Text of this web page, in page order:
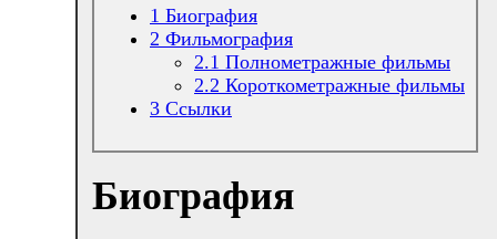
1 Биография
2 Фильмография
2.1 Полнометражные фильмы
2.2 Короткометражные фильмы
3 Ссылки
Биография